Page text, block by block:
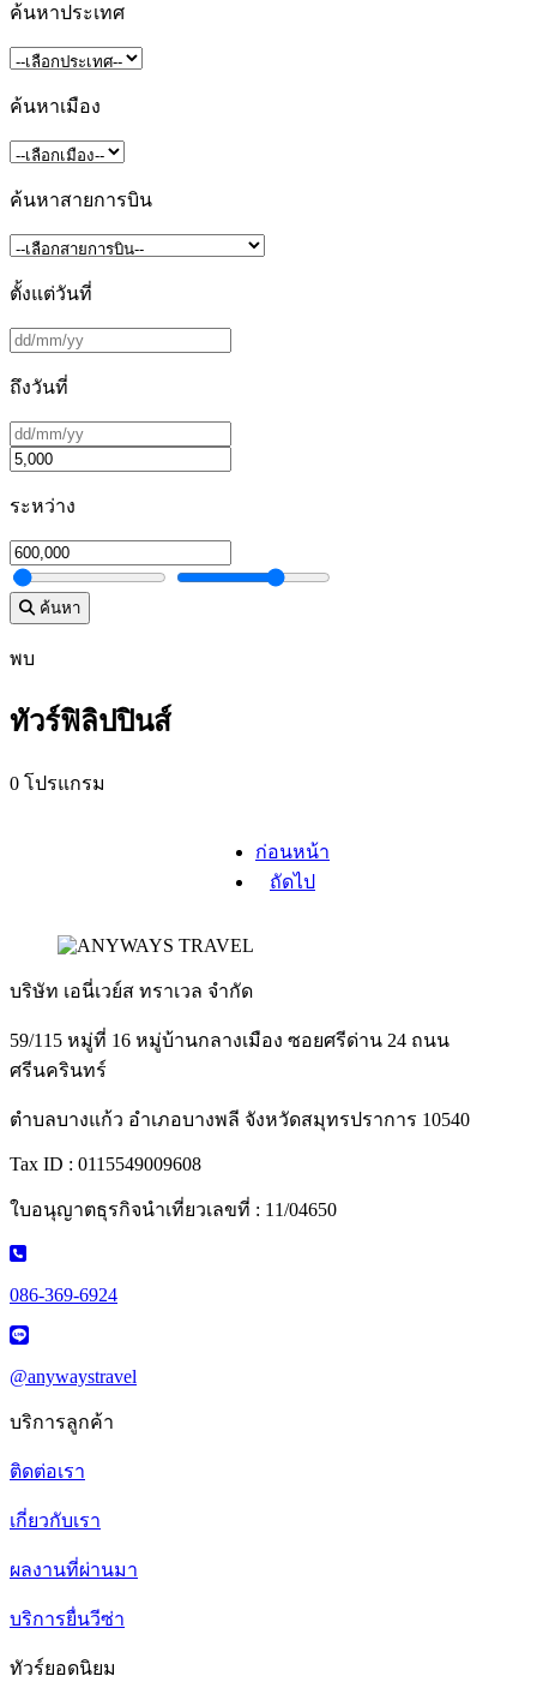
ค้นหาประเทศ
ค้นหาเมือง
ค้นหาสายการบิน
ตั้งแต่วันที่
ถึงวันที่
ระหว่าง
ค้นหา
พบ
ทัวร์ฟิลิปปินส์
0 โปรแกรม
ก่อนหน้า
ถัดไป
บริษัท เอนี่เวย์ส ทราเวล จำกัด
59/115 หมู่ที่ 16 หมู่บ้านกลางเมือง ซอยศรีด่าน 24 ถนน
ศรีนครินทร์
ตำบลบางแก้ว อำเภอบางพลี จังหวัดสมุทรปราการ 10540
Tax ID : 0115549009608
ใบอนุญาตธุรกิจนำเที่ยวเลขที่ : 11/04650
086-369-6924
@anywaystravel
บริการลูกค้า
ติดต่อเรา
เกี่ยวกับเรา
ผลงานที่ผ่านมา
บริการยื่นวีซ่า
ทัวร์ยอดนิยม